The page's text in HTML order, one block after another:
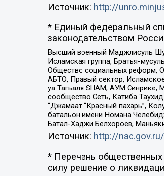
Источник: http://
* Единый федеральный
законодательством
Высший военный Маджлисуль
Исламская группа, Братья-
Общество социальных реформ,
АБТО, Правый сектор,
уа Тагьаля SHAM, АУМ
сообщество Сеть, Катиба
“Джамаат “Красный пахарь”,
батальон имени Номана
Батал-Хаджи Белхороев,
Источник: http://
* Перечень общественных
силу решение о